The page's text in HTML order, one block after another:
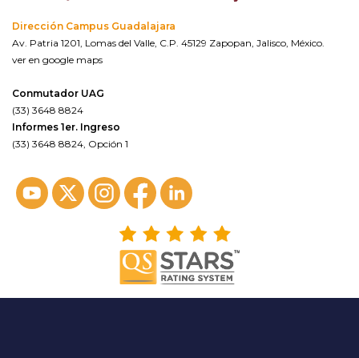
Dirección Campus Guadalajara
Av. Patria 1201, Lomas del Valle, C.P. 45129 Zapopan, Jalisco, México.
ver en google maps
Conmutador UAG
(33) 3648 8824
Informes 1er. Ingreso
(33) 3648 8824, Opción 1